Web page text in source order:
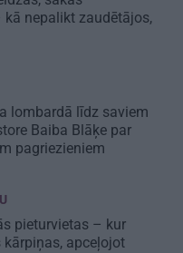
nepalikt zaudētājos,
lombardā līdz saviem
Baiba Blāķe par
pagriezieniem
pieturvietas – kur
apceļojot